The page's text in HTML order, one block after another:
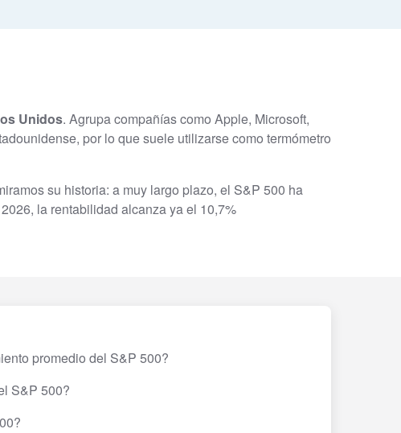
Unidos. Agrupa compañías como Apple, Microsoft,
por lo que suele utilizarse como termómetro
su historia: a muy largo plazo, el S&P 500 ha
la rentabilidad alcanza ya el 10,7%
promedio del S&P 500?
S&P 500?